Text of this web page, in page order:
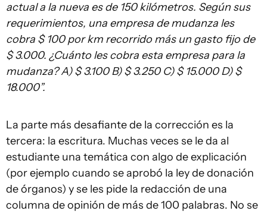
actual a la nueva es de 150 kilómetros. Según sus
requerimientos, una empresa de mudanza les
cobra $ 100 por km recorrido más un gasto fijo de
$ 3.000. ¿Cuánto les cobra esta empresa para la
mudanza? A) $ 3.100 B) $ 3.250 C) $ 15.000 D) $
18.000”.
La parte más desafiante de la corrección es la
tercera: la escritura. Muchas veces se le da al
estudiante una temática con algo de explicación
(por ejemplo cuando se aprobó la ley de donación
de órganos) y se les pide la redacción de una
columna de opinión de más de 100 palabras. No se